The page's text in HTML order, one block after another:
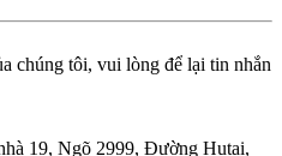
chúng tôi, vui lòng để lại tin nhắn
19, Ngõ 2999, Đường Hutai,